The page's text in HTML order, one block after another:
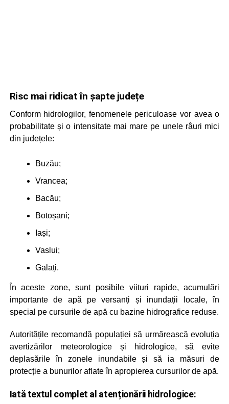
Risc mai ridicat în șapte județe
Conform hidrologilor, fenomenele periculoase vor avea o
probabilitate și o intensitate mai mare pe unele râuri mici
din județele:
Buzău;
Vrancea;
Bacău;
Botoșani;
Iași;
Vaslui;
Galați.
În aceste zone, sunt posibile viituri rapide, acumulări
importante de apă pe versanți și inundații locale, în
special pe cursurile de apă cu bazine hidrografice reduse.
Autoritățile recomandă populației să urmărească evoluția
avertizărilor meteorologice și hidrologice, să evite
deplasările în zonele inundabile și să ia măsuri de
protecție a bunurilor aflate în apropierea cursurilor de apă.
Iată textul complet al atenționării hidrologice: